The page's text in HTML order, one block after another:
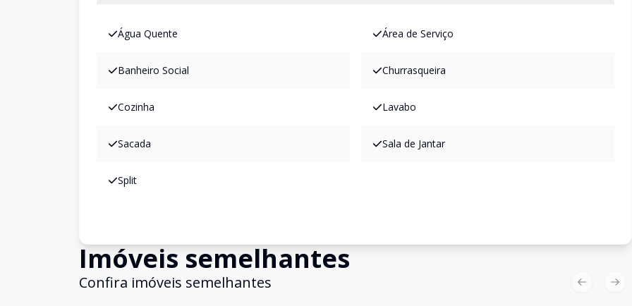
Água Quente Área de Serviço
Banheiro Social Churrasqueira
Cozinha Lavabo
Sacada Sala de Jantar
Split
Imóveis semelhantes
Confira imóveis semelhantes Previous